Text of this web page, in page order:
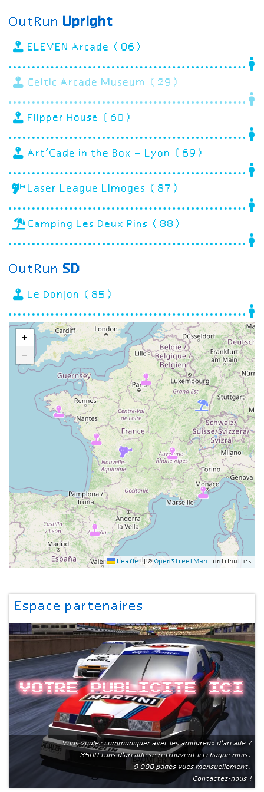
OutRun Upright
ELEVEN Arcade (06)
Celtic Arcade Museum (29)
Flipper House (60)
Art’Cade in the Box – Lyon (69)
Laser League Limoges (87)
Camping Les Deux Pins (88)
OutRun SD
Le Donjon (85)
+
−
Leaflet |© OpenStreetMap contributors
Espace partenaires
Votre publicite ici
Vous voulez communiquer avec les amoureux d'arcade ?
3500 fans d'arcade se retrouvent ici chaque mois.
9 000 pages vues mensuellement.
Contactez-nous !